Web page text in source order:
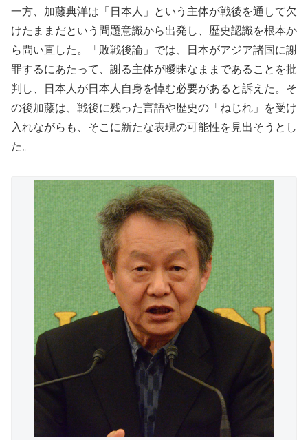
一方、加藤典洋は「日本人」という主体が戦後を通して欠
けたままだという問題意識から出発し、歴史認識を根本か
ら問い直した。「敗戦後論」では、日本がアジア諸国に謝
罪するにあたって、謝る主体が曖昧なままであることを批
判し、日本人が日本人自身を悼む必要があると訴えた。そ
の後加藤は、戦後に残った言語や歴史の「ねじれ」を受け
入れながらも、そこに新たな表現の可能性を見出そうとし
た。